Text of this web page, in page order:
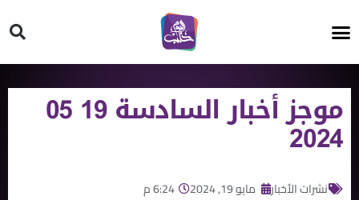
موجز أخبار السادسة 19 05
2024
نشرات الأخبار مايو 19, 2024 6:24 م